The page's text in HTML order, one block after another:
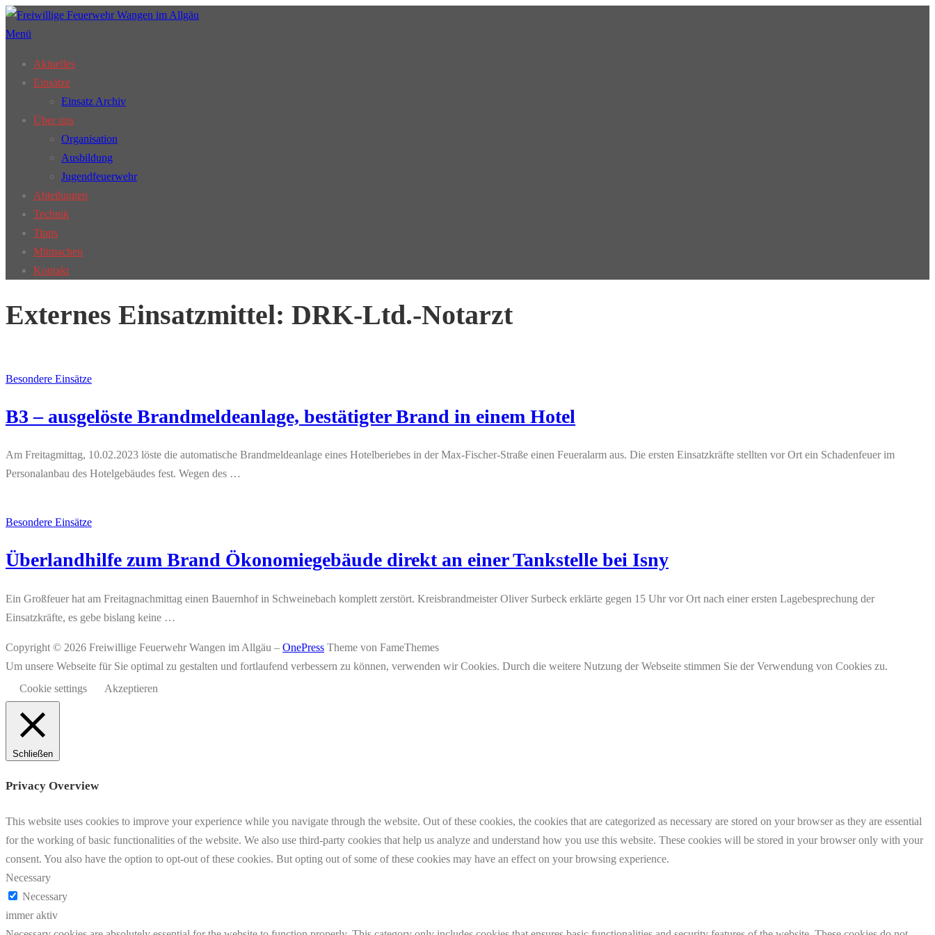
Zum
Inhalt
Menü
Aktuelles
Einsätze
Einsatz Archiv
Über uns
Organisation
Ausbildung
Jugendfeuerwehr
Abteilungen
Technik
Tipps
Mitmachen
Kontakt
Externes Einsatzmittel: DRK-Ltd.-Notarzt
Besondere Einsätze
B3 – ausgelöste Brandmeldeanlage, bestätigter Brand in einem Hotel
Am Freitagmittag, 10.02.2023 löste die automatische Brandmeldeanlage eines Hotelberiebes in der Max-Fischer-Straße einen Feueralarm aus. Die ersten Einsatzkräfte stellten vor Ort ein Schadenfeuer im
Personalanbau des Hotelgebäudes fest. Wegen des …
Besondere Einsätze
Überlandhilfe zum Brand Ökonomiegebäude direkt an einer Tankstelle bei Isny
Ein Großfeuer hat am Freitagnachmittag einen Bauernhof in Schweinebach komplett zerstört. Kreisbrandmeister Oliver Surbeck erklärte gegen 15 Uhr vor Ort nach einer ersten Lagebesprechung der
Einsatzkräfte, es gebe bislang keine …
Copyright © 2026 Freiwillige Feuerwehr Wangen im Allgäu – OnePress Theme von FameThemes
Um unsere Webseite für Sie optimal zu gestalten und fortlaufend verbessern zu können, verwenden wir Cookies. Durch die weitere Nutzung der Webseite stimmen Sie der Verwendung von Cookies zu.
Cookie settings
Akzeptieren
Schließen
Privacy Overview
This website uses cookies to improve your experience while you navigate through the website. Out of these cookies, the cookies that are categorized as necessary are stored on your browser as they are essential
for the working of basic functionalities of the website. We also use third-party cookies that help us analyze and understand how you use this website. These cookies will be stored in your browser only with your
consent. You also have the option to opt-out of these cookies. But opting out of some of these cookies may have an effect on your browsing experience.
Necessary
Necessary
immer aktiv